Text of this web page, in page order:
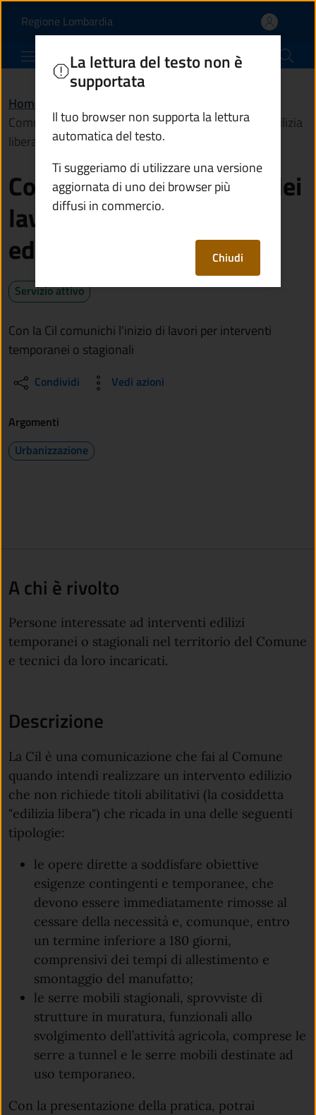
Comunicazione di
Regione Lombardia(apre in un'altra scheda).
Comune di Sonico
Home
Comunicazione di inizio dei lavori temporanei in edilizia
libera (Cil)
Comunicazione di inizio dei
lavori temporanei in
edilizia libera (Cil)
Servizio attivo
Con la Cil comunichi l'inizio di lavori per interventi
temporanei o stagionali
Condividi Vedi azioni
La lettura del testo non è
supportata
Il tuo browser non supporta la lettura
automatica del testo.
Ti suggeriamo di utilizzare una versione
aggiornata di uno dei browser più
diffusi in commercio.
Chiudi
Argomenti
Urbanizzazione
A chi è rivolto
Persone interessate ad interventi edilizi
temporanei o stagionali nel territorio del Comune
e tecnici da loro incaricati.
Descrizione
La Cil è una comunicazione che fai al Comune
quando intendi realizzare un intervento edilizio
che non richiede titoli abilitativi (la cosiddetta
"edilizia libera") che ricada in una delle seguenti
tipologie:
le opere dirette a soddisfare obiettive
esigenze contingenti e temporanee, che
devono essere immediatamente rimosse al
cessare della necessità e, comunque, entro
un termine inferiore a 180 giorni,
comprensivi dei tempi di allestimento e
smontaggio del manufatto;
le serre mobili stagionali, sprovviste di
strutture in muratura, funzionali allo
svolgimento dell’attività agricola, comprese le
serre a tunnel e le serre mobili destinate ad
uso temporaneo.
Con la presentazione della pratica, potrai